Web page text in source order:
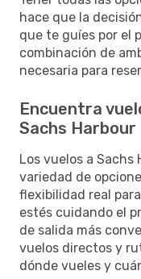
hace que la
que te guíes por el
combinación de
necesaria para
Encuentra
Sachs Harbour
Los vuelos a
variedad de
flexibilidad real
estés cuidando el
de salida más
vuelos directos y
dónde vueles y